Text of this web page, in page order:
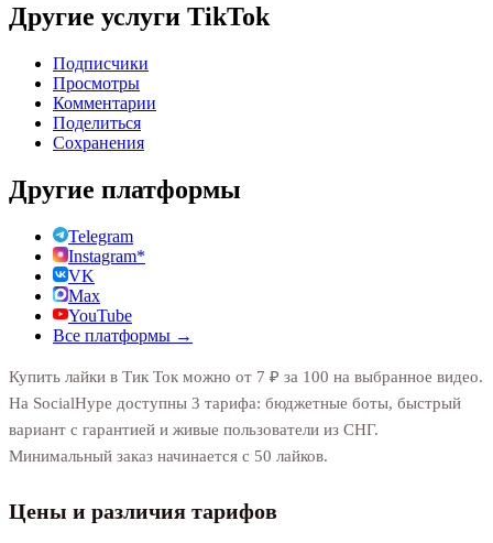
Другие услуги TikTok
Подписчики
Просмотры
Комментарии
Поделиться
Сохранения
Другие платформы
Telegram
Instagram*
VK
Max
YouTube
Все платформы →
Купить лайки в Тик Ток можно от 7 ₽ за 100 на выбранное видео.
На SocialHype доступны 3 тарифа: бюджетные боты, быстрый
вариант с гарантией и живые пользователи из СНГ.
Минимальный заказ начинается с 50 лайков.
Цены и различия тарифов